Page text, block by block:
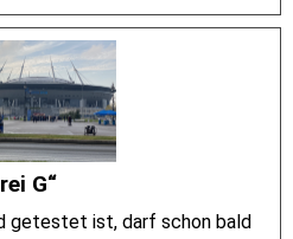
G“
getestet ist, darf schon bald